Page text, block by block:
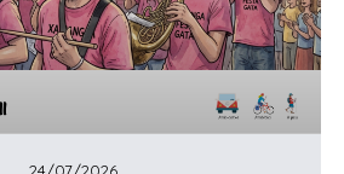
24/07/2026